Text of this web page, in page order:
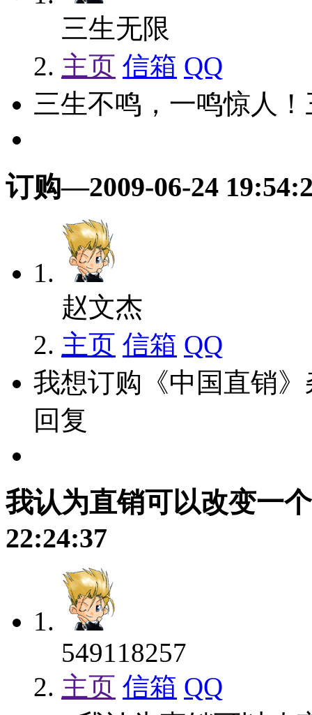
三生无限
主页 信箱 QQ
三生不鸣，一鸣惊人
订购—2009-06-24
赵文杰
主页 信箱 QQ
我想订购《中国直销
回复
我认为直销可以改变一
22:24:37
549118257
主页 信箱 QQ